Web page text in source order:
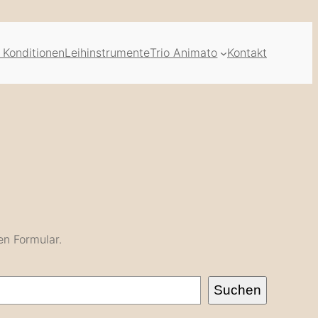
LeihinstrumenteTrio Animato Kontakt
Formular.
Suchen